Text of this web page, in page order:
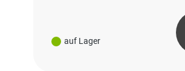
auf Lager